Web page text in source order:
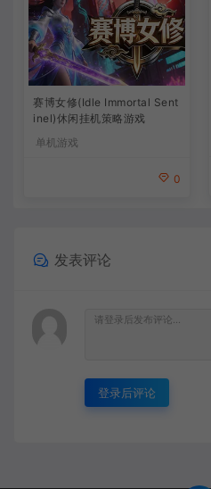
赛博女修(Idle Immortal Sent
inel)休闲挂机策略游戏
单机游戏
0
发表评论
登录后评论